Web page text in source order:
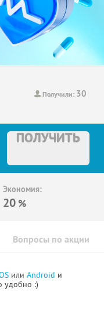
Получили: 30
ПОЛУЧИТЬ
Экономия:
20 %
Вопросы по акции
или Android и
удобно :)